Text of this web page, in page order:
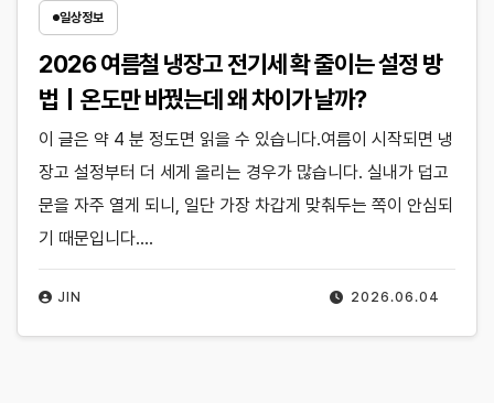
일상정보
2026 여름철 냉장고 전기세 확 줄이는 설정 방
법｜온도만 바꿨는데 왜 차이가 날까?
2026.06.04
JIN
이 글은 약 4 분 정도면 읽을 수 있습니다.여름이 시작되면 냉
장고 설정부터 더 세게 올리는 경우가 많습니다. 실내가 덥고
문을 자주 열게 되니, 일단 가장 차갑게 맞춰두는 쪽이 안심되
기 때문입니다.…